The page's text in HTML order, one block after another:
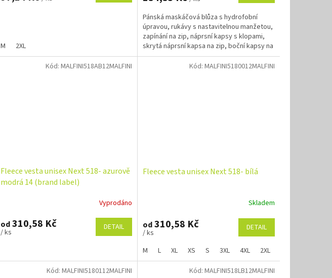
M 2XL
Pánská maskáčová blůza s hydrofobní
úpravou, rukávy s nastavitelnou manžetou,
zapínání na zip, náprsní kapsy s klopami,
skrytá náprsní kapsa na zip, boční kapsy na
zip, síťová...
Fleece vesta unisex Next 518- azurově
modrá 14 (brand label)
Vyprodáno
od310,58 Kč
/ ks
DETAIL
Kód: MALFINI518AB12MALFINI
Fleece vesta unisex Next 518- bílá
Skladem
od310,58 Kč
/ ks
DETAIL
M L XL XS S 3XL 4XL 2XL
Kód: MALFINI5180012MALFINI
Kód: MALFINI5180112MALFINI Kód: MALFINI518LB12MALFINI